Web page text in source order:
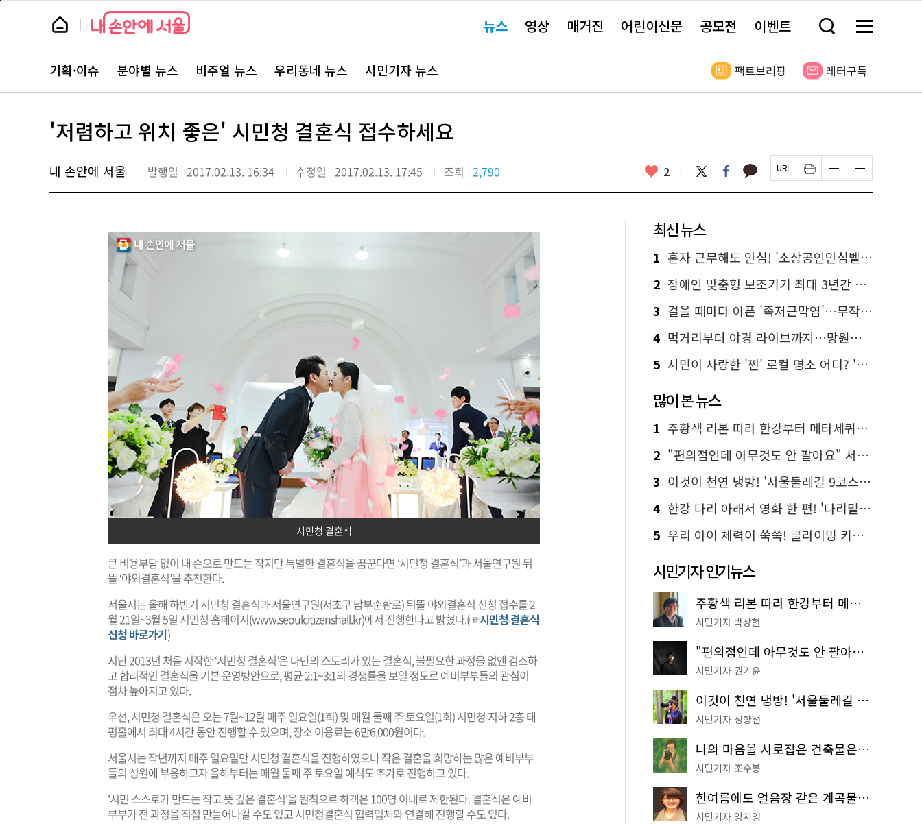
본
뉴
스 요뉴스 영상 매거진 어린이신문 공모전 이벤트 검
창
기
메
전
보
뉴
스
주
서
바
로
기획·이슈 분야별 뉴스 비주얼 뉴스 우리동네 뉴스 시민기자 뉴스 팩트브리핑 레터구독
'저렴하고 위치 좋은' 시민청 결혼식 접수하세요
내 손안에 서울 발행일 2017.02.13. 16:34 수정일 2017.02.13. 17:45 조회 2,790 좋
요
2 트
위
터
페
이
스
카
카 페
이
지
인
쇄
하
글
자
크
하
기
글
자
크
하
기
시민청 결혼식
큰 비용부담 없이 내 손으로 만드는 작지만 특별한 결혼식을 꿈꾼다면 ‘시민청 결혼식’과 서울연구원 뒤
뜰 ‘야외결혼식’을 추천한다.
서울시는 올해 하반기 시민청 결혼식과 서울연구원(서초구 남부순환로) 뒤뜰 야외결혼식 신청 접수를 2
월 21일~3월 5일 시민청 홈페이지(www.seoulcitizenshall.kr)에서 진행한다고 밝혔다.(☞시민청 결혼식
신청 바로가기)
지난 2013년 처음 시작한 ‘시민청 결혼식’은 나만의 스토리가 있는 결혼식, 불필요한 과정을 없앤 검소하
고 합리적인 결혼식을 기본 운영방안으로, 평균 2:1~3:1의 경쟁률을 보일 정도로 예비부부들의 관심이
점차 높아지고 있다.
우선, 시민청 결혼식은 오는 7월~12월 매주 일요일(1회) 및 매월 둘째 주 토요일(1회) 시민청 지하 2층 태
평홀에서 최대 4시간 동안 진행할 수 있으며, 장소 이용료는 6만6,000원이다.
서울시는 작년까지 매주 일요일만 시민청 결혼식을 진행하였으나 작은 결혼을 희망하는 많은 예비부부
들의 성원에 부응하고자 올해부터는 매월 둘째 주 토요일 예식도 추가로 진행하고 있다.
'시민 스스로가 만드는 작고 뜻 깊은 결혼식'을 원칙으로 하객은 100명 이내로 제한된다. 결혼식은 예비
부부가 전 과정을 직접 만들어나갈 수도 있고 시민청결혼식 협력업체와 연결해 진행할 수도 있다.
최신 뉴스
1 혼자 근무해도 안심! '소상공인안심벨' 신청하세요
2 장애인 맞춤형 보조기기 최대 3년간 무상 대여…삶의 질 높인다
3 걸을 때마다 아픈 '족저근막염'…무작정 참지 말고 '이것' 해보세요!
4 먹거리부터 야경 라이브까지…망원한강공원 알짜 코스
5 시민이 사랑한 '찐' 로컬 명소 어디? '서울에디션25' 추천 코스
많이 본 뉴스
1 주황색 리본 따라 한강부터 메타세쿼이아 숲길까지…서울둘레길 15코스
2 "편의점인데 아무것도 안 팔아요" 서울에서 가장 특별한 편의점의 정체
3 이것이 천연 냉방! '서울둘레길 9코스'로 숲속 피서 떠나볼까
4 한강 다리 아래서 영화 한 편! '다리밑 영화관' 무료 상영
5 우리 아이 체력이 쑥쑥! 클라이밍 키즈카페·어린이 체력장
시민기자 인기뉴스
주황색 리본 따라 한강부터 메타세쿼이아 숲길까지…서울둘레길 15코스
시민기자 박상현
"편의점인데 아무것도 안 팔아요" 서울에서 가장 특별한 편의점의 정체
시민기자 권기윤
이것이 천연 냉방! '서울둘레길 9코스'로 숲속 피서 떠나볼까
시민기자 정향선
나의 마음을 사로잡은 건축물은? '서울시 건축상' 수상작 공개!
시민기자 조수봉
한여름에도 얼음장 같은 계곡물! 서울 '진관사 계곡'이 천국이네~
시민기자 양지영
페